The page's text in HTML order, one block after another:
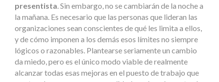
presentista. Sin embargo, no se cambiarán de la noche a
la mañana. Es necesario que las personas que lideran las
organizaciones sean conscientes de qué les limita a ellos,
y de cómo imponen a los demás esos límites no siempre
lógicos o razonables. Plantearse seriamente un cambio
da miedo, pero es el único modo viable de realmente
alcanzar todas esas mejoras en el puesto de trabajo que